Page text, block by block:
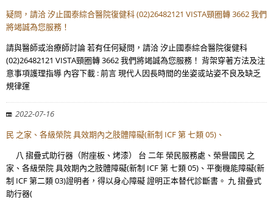
疑問，請洽 汐止國泰綜合醫院復健科 (02)26482121 VISTA頸圈轉 3662 我們
將竭誠為您服務！
請與醫師或治療師討論 若有任何疑問，請洽 汐止國泰綜合醫院復健科
(02)26482121 VISTA頸圈轉 3662 我們將竭誠為您服務！ 背架穿著方法及注
意事項護理指導 內容下載 : 前言 現代人因長時間的坐姿或站姿不良及缺乏
規律運
2022-07-16
民 之家、各級榮院 具效期內之肢體障礙(新制 ICF 第 七類 05)、
八 摺疊式助行器（附座板、烤漆） 台 二年 榮民服務處、榮譽國民 之
家、各級榮院 具效期內之肢體障礙(新制 ICF 第 七類 05)、平衡機能障礙(新
制 ICF 第二類 03)證明者，得以身心障礙 證明正本替代診斷書。 九 摺疊式
助行器(